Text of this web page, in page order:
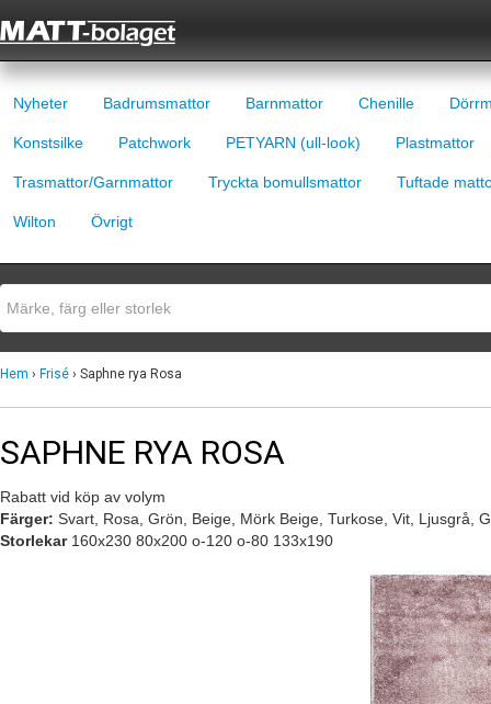
Nyheter Badrumsmattor Barnmattor Chenille
Konstsilke Patchwork PETYARN (ull-look) Plastmattor
Trasmattor/Garnmattor Tryckta bomullsmattor Tuftade
Wilton Övrigt
Hem › Frisé › Saphne rya Rosa
SAPHNE RYA ROSA
Rabatt vid köp av volym
Färger: Svart, Rosa, Grön, Beige, Mörk Beige, Turkose, Vit, Ljusgrå,
Storlekar160x230 80x200 o-120 o-80 133x190